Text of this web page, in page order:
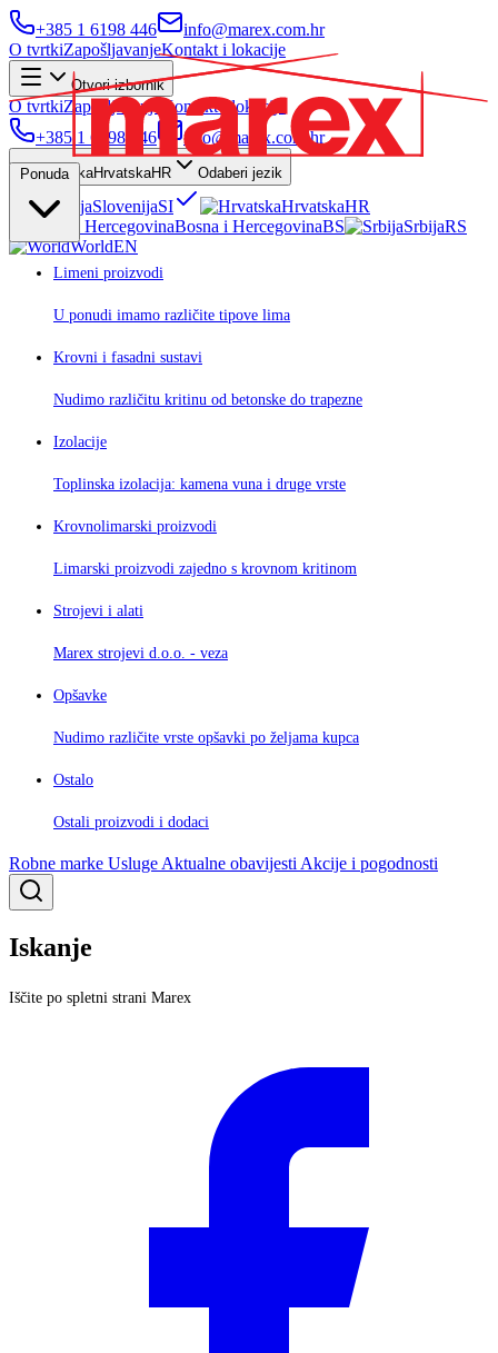
+385 1 6198 446
info@marex.com.hr
O tvrtkiZapošljavanjeKontakt i lokacije
Otvori izbornik
O tvrtkiZapošljavanje
Kontakt i lokacije
+385 1 6198 446
info@marex.com.hr
HrvatskaHR Odaberi jezik
SlovenijaSI HrvatskaHR
Bosna i HercegovinaBS SrbijaRS
WorldEN
Ponuda
Limeni proizvodi
U ponudi imamo različite tipove lima
Krovni i fasadni sustavi
Nudimo različitu kritinu od betonske do trapezne
Izolacije
Toplinska izolacija: kamena vuna i druge vrste
Krovnolimarski proizvodi
Limarski proizvodi zajedno s krovnom kritinom
Strojevi i alati
Marex strojevi d.o.o. - veza
Opšavke
Nudimo različite vrste opšavki po željama kupca
Ostalo
Ostali proizvodi i dodaci
Robne marke Usluge Aktualne obavijesti Akcije i pogodnosti
Iskanje
Iščite po spletni strani Marex